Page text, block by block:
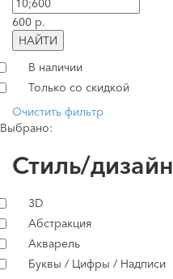
600 р.
НАЙТИ
В наличии
Только со скидкой
Очистить фильтр
Выбрано:
Стиль/дизайн
3D
Абстракция
Акварель
Буквы / Цифры / Надписи